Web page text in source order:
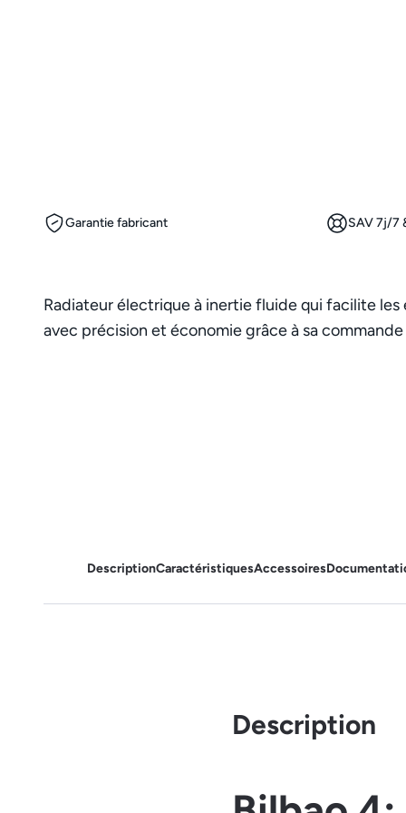
Garantie fabricant SAV 7j/7
Radiateur électrique à inertie fluide qui facilite
avec précision et économie grâce à sa
DescriptionCaractéristiquesAccessoires
Description